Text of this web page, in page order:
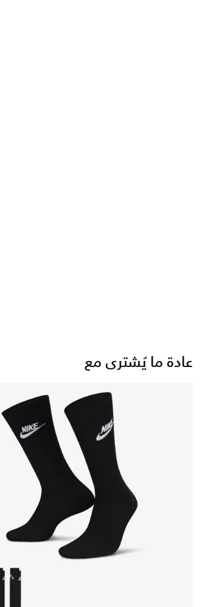
عادة ما يُشترى مع